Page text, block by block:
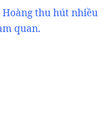
thu hút nhiều
quan.